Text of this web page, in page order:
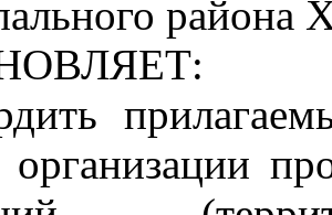
района
организации